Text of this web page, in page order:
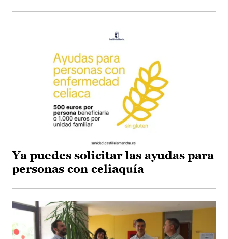
Ya puedes solicitar las ayudas para
personas con celiaquía